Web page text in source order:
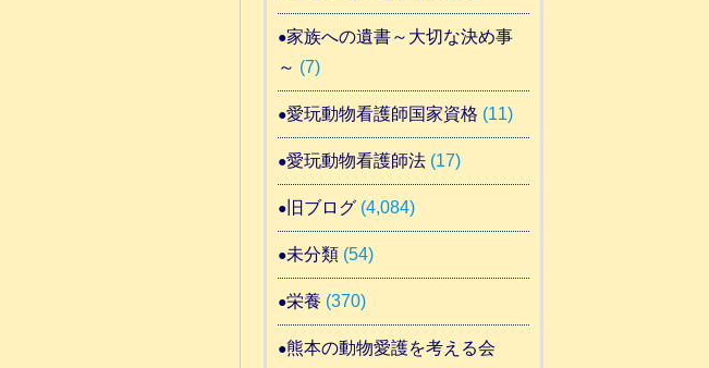
家族への遺書～大切な決め事
～ (7)
愛玩動物看護師国家資格 (11)
愛玩動物看護師法(17)
旧ブログ(4,084)
未分類(54)
栄養 (370)
熊本の動物愛護を考える会